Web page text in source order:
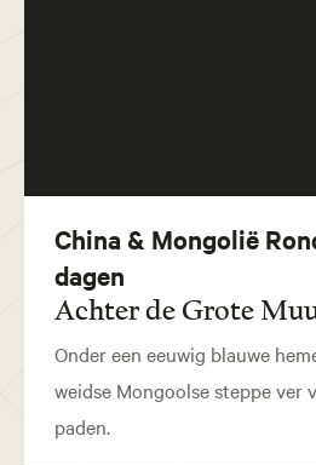
China & Mongolië
dagen
Achter de Grote
Onder een eeuwig blauwe
weidse Mongoolse steppe ver
paden.